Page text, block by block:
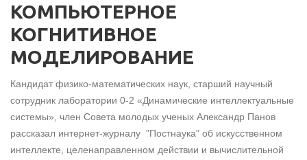
КОМПЬЮТЕРНОЕ
КОГНИТИВНОЕ
МОДЕЛИРОВАНИЕ
Кандидат физико-математических наук, старший научный
сотрудник лаборатории 0-2 «Динамические интеллектуальные
системы», член Совета молодых ученых Александр Панов
рассказал интернет-журналу "Постнаука" об искусственном
интеллекте, целенаправленном действии и вычислительной